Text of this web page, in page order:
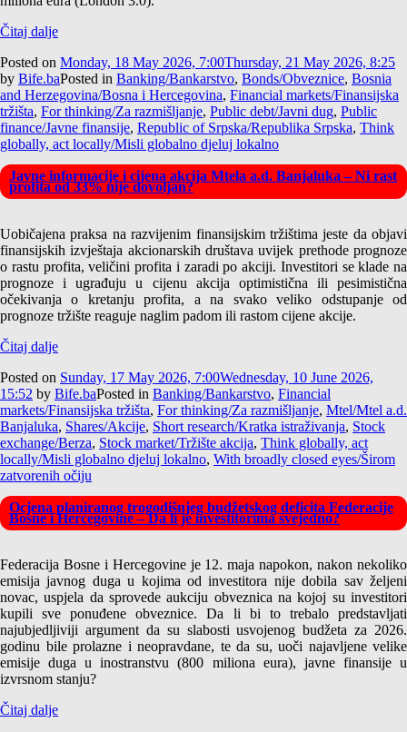
Čitaj dalje
Posted on Monday, 18 May 2026, 7:00Thursday, 21 May 2026, 8:25
by Bife.baPosted in Banking/Bankarstvo, Bonds/Obveznice, Bosnia
and Herzegovina/Bosna i Hercegovina, Financial markets/Finansijska
tržišta, For thinking/Za razmišljanje, Public debt/Javni dug, Public
finance/Javne finansije, Republic of Srpska/Republika Srpska, Think
globally, act locally/Misli globalno djeluj lokalno
Javne informacije i cijena akcija Mtela a.d. Banjaluka – Ni rast
profita od 33% nije dovoljan?
Uobičajena praksa na razvijenim finansijskim tržištima jeste da objavi
finansijskih izvještaja akcionarskih društava uvijek prethode prognoze
o rastu profita, veličini profita i zaradi po akciji. Investitori se klade na
prognoze i ugrađuju u cijenu akcija optimistična ili pesimistična
očekivanja o kretanju profita, a na svako veliko odstupanje od
prognoze tržište reaguje naglim padom ili rastom cijene akcije.
Čitaj dalje
Posted on Sunday, 17 May 2026, 7:00Wednesday, 10 June 2026,
15:52 by Bife.baPosted in Banking/Bankarstvo, Financial
markets/Finansijska tržišta, For thinking/Za razmišljanje, Mtel/Mtel a.d.
Banjaluka, Shares/Akcije, Short research/Kratka istraživanja, Stock
exchange/Berza, Stock market/Tržište akcija, Think globally, act
locally/Misli globalno djeluj lokalno, With broadly closed eyes/Širom
zatvorenih očiju
Ocjena planiranog trogodišnjeg budžetskog deficita Federacije
Bosne i Hercegovine – Da li je investitorima svejedno?
Federacija Bosne i Hercegovine je 12. maja napokon, nakon nekoliko
emisija javnog duga u kojima od investitora nije dobila sav željeni
novac, uspjela da sprovede aukciju obveznica na kojoj su investitori
kupili sve ponuđene obveznice. Da li bi to trebalo predstavljati
najubjedljiviji argument da su slabosti usvojenog budžeta za 2026.
godinu bile prolazne i neopravdane, te da su, uoči najavljene velike
emisije duga u inostranstvu (800 miliona eura), javne finansije u
izvrsnom stanju?
Čitaj dalje